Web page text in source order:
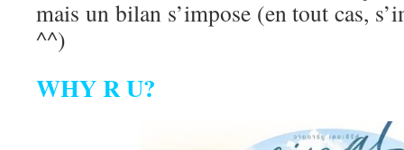
mais un bilan s’impose (en tout cas,
^^)
WHY R U?